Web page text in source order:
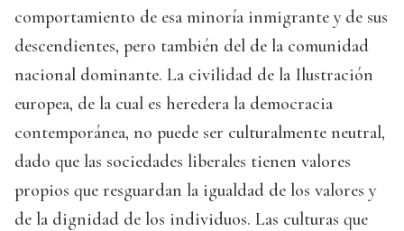
comportamiento de esa minoría inmigrante y de sus
descendientes, pero también del de la comunidad
nacional dominante. La civilidad de la Ilustración
europea, de la cual es heredera la democracia
contemporánea, no puede ser culturalmente neutral,
dado que las sociedades liberales tienen valores
propios que resguardan la igualdad de los valores y
de la dignidad de los individuos. Las culturas que